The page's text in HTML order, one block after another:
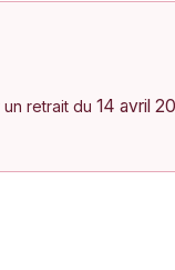
retrait du 14 avril